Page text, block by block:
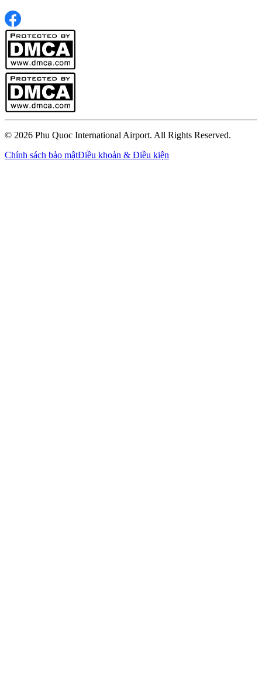
© 2026 Phu Quoc International Airport. All Rights Reserved.
Chính sách bảo mậtĐiều khoản & Điều kiện